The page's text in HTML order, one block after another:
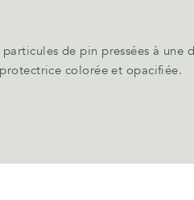
de pin pressées à une
colorée et opacifiée.